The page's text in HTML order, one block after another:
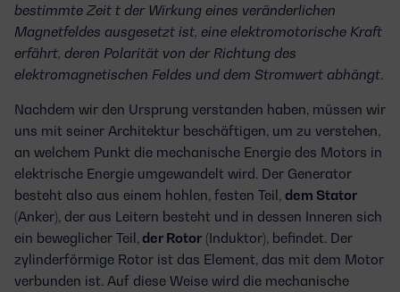
bestimmte Zeit t der Wirkung eines veränderlichen
Magnetfeldes ausgesetzt ist, eine elektromotorische Kraft
erfährt, deren Polarität von der Richtung des
elektromagnetischen Feldes und dem Stromwert abhängt
Nachdem wir den Ursprung verstanden haben, müssen wir
uns mit seiner Architektur beschäftigen, um zu verstehen,
an welchem Punkt die mechanische Energie des Motors in
elektrische Energie umgewandelt wird. Der Generator
besteht also aus einem hohlen, festen Teil, dem Stator
(Anker), der aus Leitern besteht und in dessen Inneren sich
ein beweglicher Teil, der Rotor (Induktor), befindet. Der
zylinderförmige Rotor ist das Element, das mit dem Motor
verbunden ist. Auf diese Weise wird die mechanische